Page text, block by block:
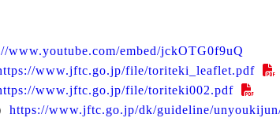
www.youtube.com/embed/jckOTG0f9uQ
www.jftc.go.jp/file/toriteki_leaflet.pdf
www.jftc.go.jp/file/toriteki002.pdf
https://www.jftc.go.jp/dk/guideline/